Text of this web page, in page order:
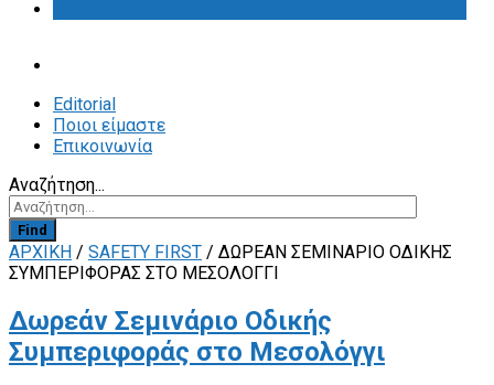
Editorial
Ποιοι είμαστε
Επικοινωνία
Αναζήτηση...
Find
ΑΡΧΙΚΗ / SAFETY FIRST / ΔΩΡΕΆΝ ΣΕΜΙΝΆΡΙΟ ΟΔΙΚΉΣ
ΣΥΜΠΕΡΙΦΟΡΆΣ ΣΤΟ ΜΕΣΟΛΌΓΓΙ
Δωρεάν Σεμινάριο Οδικής
Συμπεριφοράς στο Μεσολόγγι